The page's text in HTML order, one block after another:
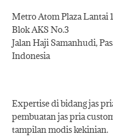
Metro Atom Plaza Lantai 1
Blok AKS No.3
Jalan Haji Samanhudi,
Indonesia
Expertise di bidang jas
pembuatan jas pria
tampilan modis kekinian.